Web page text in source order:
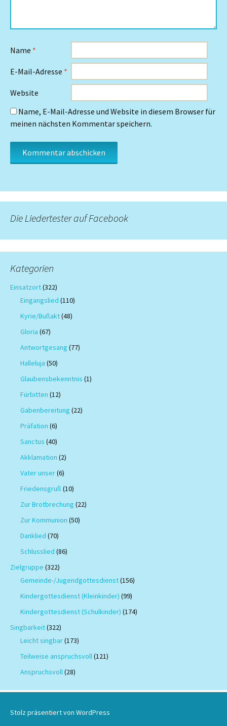
Name *
E-Mail-Adresse *
Website
Name, E-Mail-Adresse und Website in diesem Browser für
meinen nächsten Kommentar speichern.
Die Liedertester auf Facebook
Kategorien
Einsatzort(322)
Eingangslied (110)
Kyrie/Bußakt(48)
Gloria (67)
Antwortgesang (77)
Halleluja (50)
Glaubensbekenntnis (1)
Fürbitten (12)
Gabenbereitung (22)
Präfation (6)
Sanctus (40)
Akklamation (2)
Vater unser(6)
Friedensgruß (10)
Zur Brotbrechung (22)
Zur Kommunion (50)
Danklied (70)
Schlusslied (86)
Zielgruppe (322)
Gemeinde-/Jugendgottesdienst(156)
Kindergottesdienst (Kleinkinder) (99)
Kindergottesdienst (Schulkinder) (174)
Singbarkeit(322)
Leicht singbar(173)
Teilweise anspruchsvoll(121)
Anspruchsvoll(28)
Stolz präsentiert von WordPress